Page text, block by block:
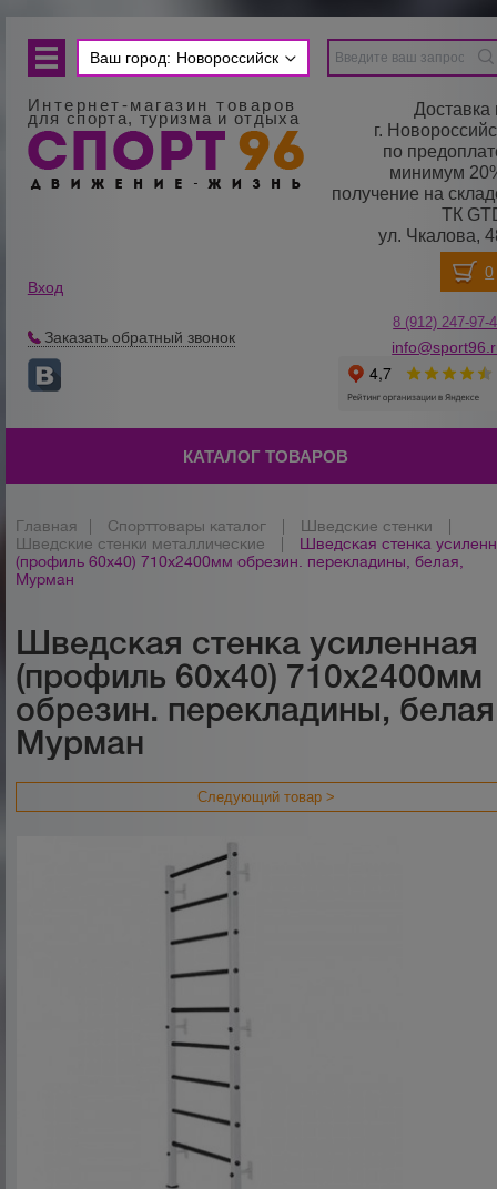
Ваш город: Новороссийск
Интернет-магазин товаров
для спорта, туризма и отдыха
Доставка
г.
по
минимум
получение на
ТК
ул. Чкалова,
Вход
Заказать обратный звонок
8 (912) 247-97-
КАТАЛОГ ТОВАРОВ
Главная Спорттовары каталог Шведские стенки
Шведские стенки металлические
Шведская стенка
(профиль 60х40) 710х2400мм обрезин. перекладины, белая,
Мурман
Шведская стенка усиленная
(профиль 60х40) 710х2400мм
обрезин. перекладины,
Мурман
Следующий товар >